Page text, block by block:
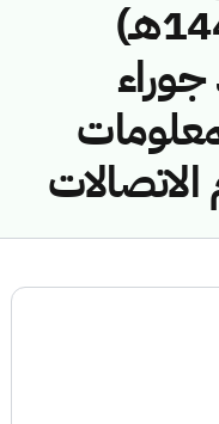
(4374192/ق/1443هـ)
الاتصالات